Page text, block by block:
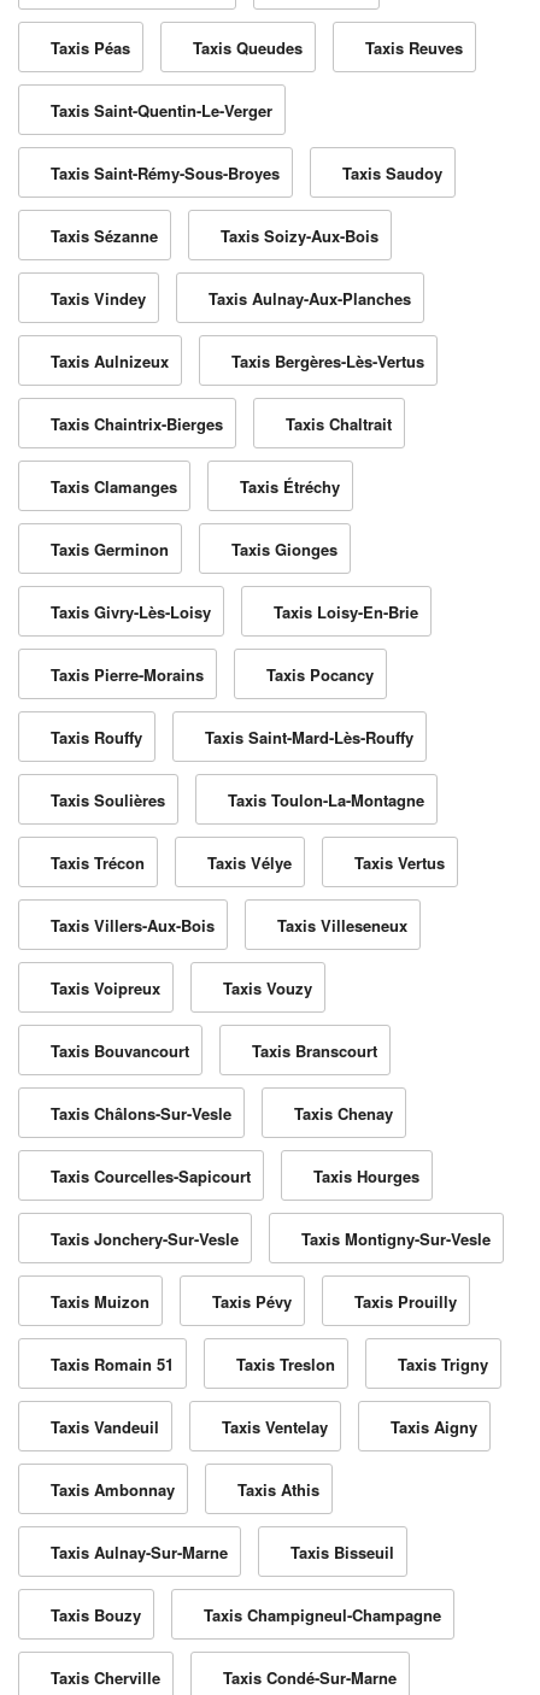
Taxis Péas Taxis Queudes Taxis Reuves
Taxis Saint-Quentin-Le-Verger
Taxis Saint-Rémy-Sous-Broyes Taxis Saudoy
Taxis Sézanne Taxis Soizy-Aux-Bois
Taxis Vindey Taxis Aulnay-Aux-Planches
Taxis Aulnizeux Taxis Bergères-Lès-Vertus
Taxis Chaintrix-Bierges Taxis Chaltrait
Taxis Clamanges Taxis Étréchy
Taxis Germinon Taxis Gionges
Taxis Givry-Lès-Loisy Taxis Loisy-En-Brie
Taxis Pierre-Morains Taxis Pocancy
Taxis Rouffy Taxis Saint-Mard-Lès-Rouffy
Taxis Soulières Taxis Toulon-La-Montagne
Taxis Trécon Taxis Vélye Taxis Vertus
Taxis Villers-Aux-Bois Taxis Villeseneux
Taxis Voipreux Taxis Vouzy
Taxis Bouvancourt Taxis Branscourt
Taxis Châlons-Sur-Vesle Taxis Chenay
Taxis Courcelles-Sapicourt Taxis Hourges
Taxis Jonchery-Sur-Vesle Taxis Montigny-Sur-Vesle
Taxis Muizon Taxis Pévy Taxis Prouilly
Taxis Romain 51 Taxis Treslon Taxis Trigny
Taxis Vandeuil Taxis Ventelay Taxis Aigny
Taxis Ambonnay Taxis Athis
Taxis Aulnay-Sur-Marne Taxis Bisseuil
Taxis Bouzy Taxis Champigneul-Champagne
Taxis Cherville Taxis Condé-Sur-Marne